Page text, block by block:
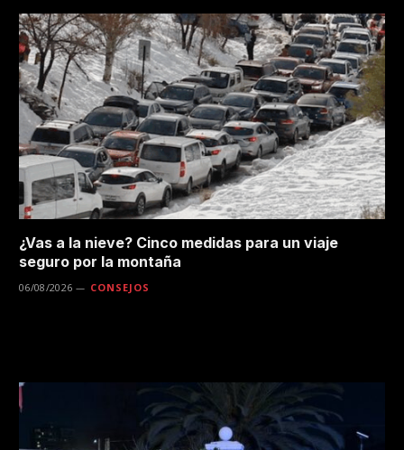
¿Vas a la nieve? Cinco medidas para un viaje
seguro por la montaña
06/08/2026 CONSEJOS